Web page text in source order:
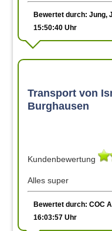
Bewertet durch: Jung,
15:50:40 Uhr
Transport von
Burghausen
Kundenbewertung
Alles super
Bewertet durch: COC
16:03:57 Uhr